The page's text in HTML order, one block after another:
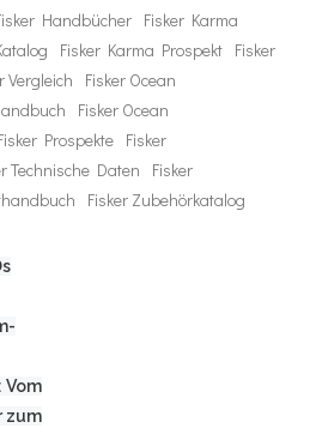
Handbücher Fisker Karma
Fisker Karma Prospekt Fisker
Vergleich
Fisker Ocean
Fisker Ocean
Prospekte Fisker
Technische Daten
Fisker
Fisker Zubehörkatalog
Vom
zum